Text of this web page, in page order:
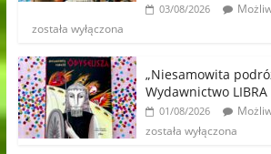
03/08/2026
została wyłączona
„Niesamowita
Wydawnictwo LIBRA
01/08/2026
została wyłączona